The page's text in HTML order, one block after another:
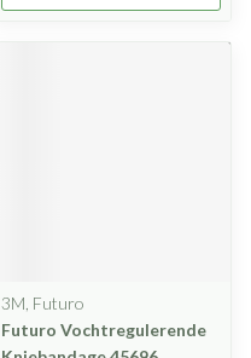
3M, Futuro
Futuro Vochtregulerende